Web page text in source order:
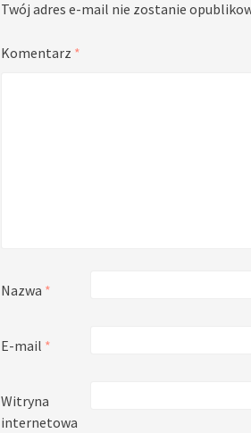
Twój adres e-mail nie zostanie
Komentarz *
Nazwa *
E-mail *
Witryna
internetowa